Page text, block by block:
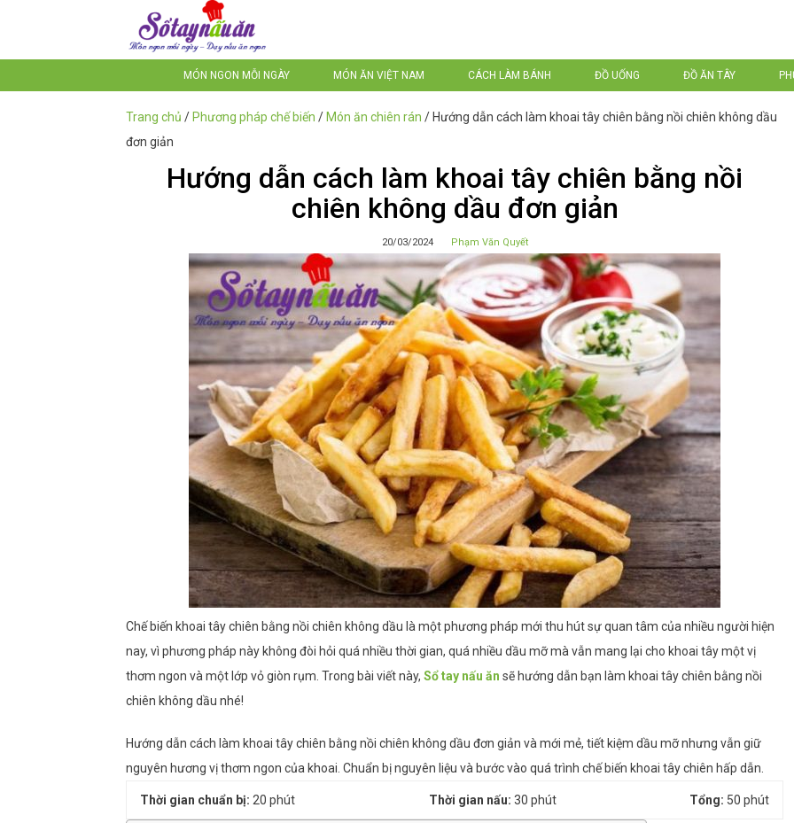
MÓN NGON MỖI NGÀY MÓN ĂN VIỆT NAM CÁCH LÀM BÁNH ĐỒ UỐNG ĐỒ ĂN TÂY
Trang chủ / Phương pháp chế biến / Món ăn chiên rán / Hướng dẫn cách làm khoai tây chiên bằng nồi chiên không dầu
đơn giản
Hướng dẫn cách làm khoai tây chiên bằng nồi
chiên không dầu đơn giản
20/03/2024 Phạm Văn Quyết
Chế biến khoai tây chiên bằng nồi chiên không dầu là một phương pháp mới thu hút sự quan tâm của nhiều người hiện
nay, vì phương pháp này không đòi hỏi quá nhiều thời gian, quá nhiều dầu mỡ mà vẫn mang lại cho khoai tây một vị
thơm ngon và một lớp vỏ giòn rụm. Trong bài viết này, Sổ tay nấu ăn sẽ hướng dẫn bạn làm khoai tây chiên bằng nồi
chiên không dầu nhé!
Hướng dẫn cách làm khoai tây chiên bằng nồi chiên không dầu đơn giản và mới mẻ, tiết kiệm dầu mỡ nhưng vẫn giữ
nguyên hương vị thơm ngon của khoai. Chuẩn bị nguyên liệu và bước vào quá trình chế biến khoai tây chiên hấp dẫn.
Thời gian chuẩn bị: 20 phút Thời gian nấu: 30 phút Tổng: 50 phút